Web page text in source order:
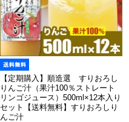
【定期購入】順造選 すりおろし
りんご汁（果汁100％ストレート
リンゴジュース）500ml×12本入り
セット【送料無料】すりおろしり
んご汁